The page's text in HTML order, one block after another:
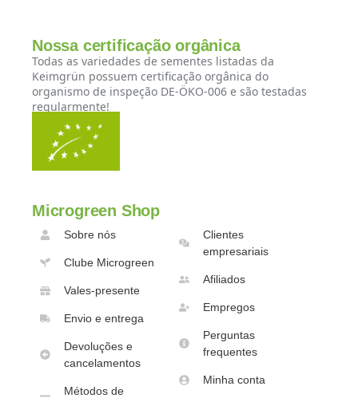
Nossa certificação orgânica
Todas as variedades de sementes listadas da
Keimgrün possuem certificação orgânica do
organismo de inspeção DE-ÖKO-006 e são testadas
regularmente!
Microgreen Shop
Sobre nós
Clube Microgreen
Vales-presente
Envio e entrega
Devoluções e
cancelamentos
Métodos de
Clientes
empresariais
Afiliados
Empregos
Perguntas
frequentes
Minha conta